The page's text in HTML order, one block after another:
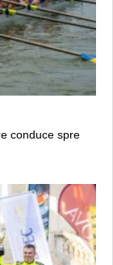
conduce spre